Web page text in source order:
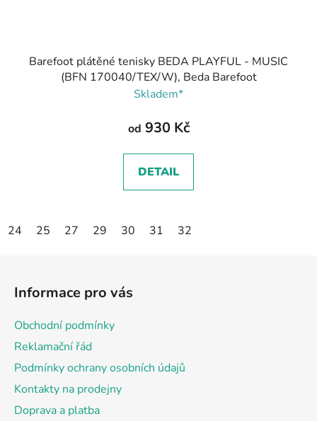
Barefoot plátěné tenisky BEDA PLAYFUL - MUSIC
(BFN 170040/TEX/W), Beda Barefoot
Skladem*
od 930 Kč
DETAIL
24 25 27 29 30 31 32
Informace pro vás
Obchodní podmínky
Reklamační řád
Podmínky ochrany osobních údajů
Kontakty na prodejny
Doprava a platba